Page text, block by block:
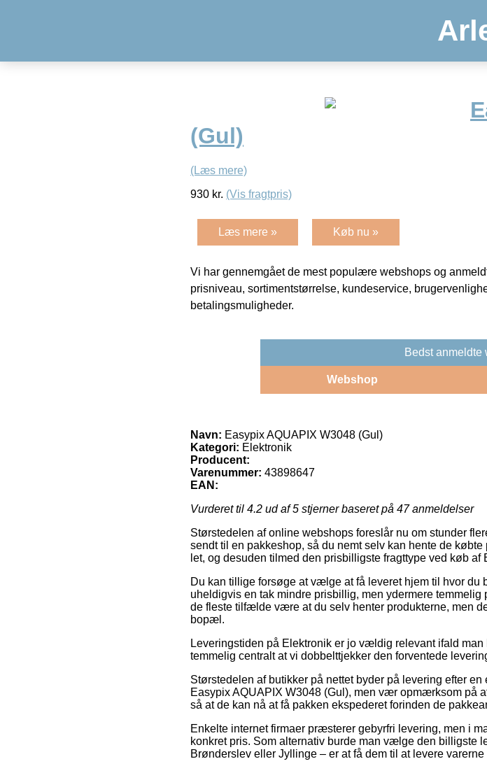
(Gul)
(Læs mere)
930 kr. (Vis fragtpris)
Læs mere » Køb nu »
Vi har gennemgået de mest populære webshops og
prisniveau, sortimentstørrelse, kundeservice,
betalingsmuligheder.
Bedst anmeldte
Webshop
Navn: Easypix AQUAPIX W3048 (Gul)
Kategori: Elektronik
Producent:
Varenummer: 43898647
EAN:
Vurderet til 4.2 ud af 5 stjerner baseret på 47anmeldelser
Størstedelen af online webshops foreslår nu om stunder
sendt til en pakkeshop, så du nemt selv kan hente de
let, og desuden tilmed den prisbilligste fragttype ved køb af
Du kan tillige forsøge at vælge at få leveret hjem til hvor du
uheldigvis en tak mindre prisbillig, men ydermere
de fleste tilfælde være at du selv henter produkterne, men
bopæl.
Leveringstiden på Elektronik er jo vældig relevant ifald
temmelig centralt at vi dobbelttjekker den forventede
Størstedelen af butikker på nettet byder på levering efter
Easypix AQUAPIX W3048 (Gul), men vær opmærksom på
så at de kan nå at få pakken ekspederet forinden de
Enkelte internet firmaer præsterer gebyrfri levering, men i
konkret pris. Som alternativ burde man vælge den billigste
Brønderslev eller Jyllinge – er at få dem til at levere